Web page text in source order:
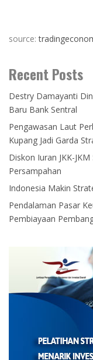
source:
Recent Posts
Destry Damayanti
Baru Bank Sentral
Pengawasan Laut
Kupang Jadi Garda
Diskon Iuran JKK-
Persampahan
Indonesia Makin
Pendalaman Pasar
Pembiayaan